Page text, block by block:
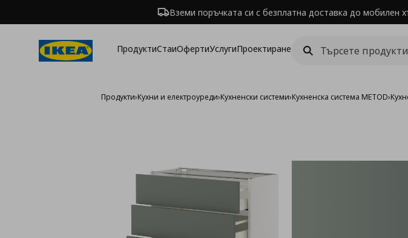
Вземи поръчката си с безплатна доставка до мобилен
ПродуктиСтаиОфертиУслугиПроектиране
Продукти›Кухни и електроуреди›Кухненски системи›Кухненска система METOD›